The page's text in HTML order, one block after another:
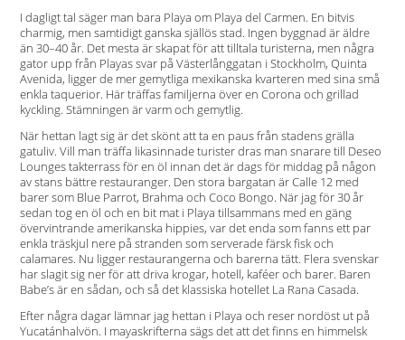
I dagligt tal säger man bara Playa om Playa del Carmen. En bitvis
charmig, men samtidigt ganska själlös stad. Ingen byggnad är äldre
än 30–40 år. Det mesta är skapat för att tilltala turisterna, men några
gator upp från Playas svar på Västerlånggatan i Stockholm, Quinta
Avenida, ligger de mer gemytliga mexikanska kvarteren med sina små
enkla taquerior. Här träffas familjerna över en Corona och grillad
kyckling. Stämningen är varm och gemytlig.
När hettan lagt sig är det skönt att ta en paus från stadens grälla
gatuliv. Vill man träffa likasinnade turister dras man snarare till Deseo
Lounges takterrass för en öl innan det är dags för middag på någon
av stans bättre restauranger. Den stora bargatan är Calle 12 med
barer som Blue Parrot, Brahma och Coco Bongo. När jag för 30 år
sedan tog en öl och en bit mat i Playa tillsammans med en gäng
övervintrande amerikanska hippies, var det enda som fanns ett par
enkla träskjul nere på stranden som serverade färsk fisk och
calamares. Nu ligger restaurangerna och barerna tätt. Flera svenskar
har slagit sig ner för att driva krogar, hotell, kaféer och barer. Baren
Babe’s är en sådan, och så det klassiska hotellet La Rana Casada.
Efter några dagar lämnar jag hettan i Playa och reser nordöst ut på
Yucatánhalvön. I mayaskrifterna sägs det att det finns en himmelsk